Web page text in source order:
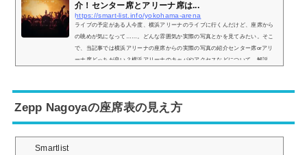
介！センター席とアリーナ席は...
https://smart-list.info/yokohama-arena
ライブの予定がある人今度、横浜アリーナのライブに行くんだけど、座席から
の眺めが気になって……。どんな雰囲気か実際の写真とかを見てみたい。そこ
で、当記事では横浜アリーナの座席からの実際の写真の紹介センター席orアリ
ーナ席どっちが良い？横浜アリーナのキャパやアクセスなどについて、解説。
の座席表やキャパは？横浜アリーナの座席表は以下の通りです。AパターンA
パ...
Zepp Nagoyaの座席表の見え方
Smartlist